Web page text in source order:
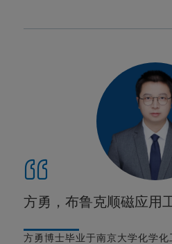
方勇，布鲁克顺磁应用
方勇博士毕业于南京大学化学